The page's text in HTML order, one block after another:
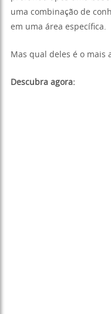
uma combinação de
em uma área específica.
Mas qual deles é o mais
Descubra agora: